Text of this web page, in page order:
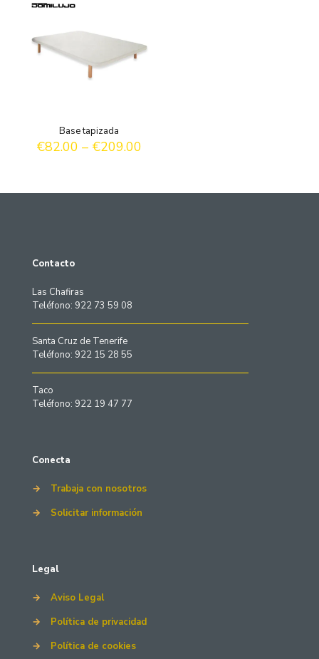
Base tapizada
€82.00 – €209.00
Contacto
Las Chafiras
Teléfono: 922 73 59 08
Santa Cruz de Tenerife
Teléfono: 922 15 28 55
Taco
Teléfono: 922 19 47 77
Conecta
→
Trabaja con nosotros
→
Solicitar información
Legal
→
Aviso Legal
→
Política de privacidad
→
Política de cookies